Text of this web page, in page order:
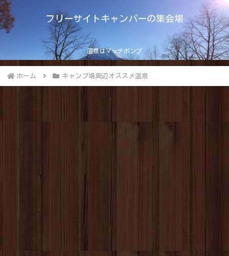
フリーサイトキャンパーの集会場
温泉はマッチポンプ
ホーム キャンプ場周辺オススメ温泉